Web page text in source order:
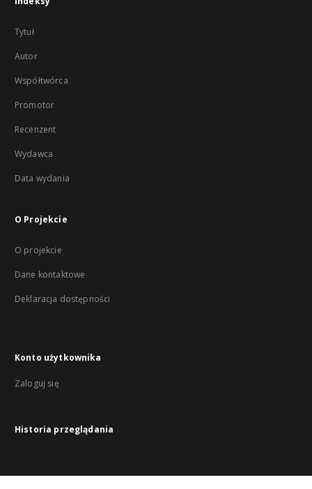
Tytuł
Autor
Współtwórca
Promotor
Recenzent
Wydawca
Data wydania
O Projekcie
O projekcie
Dane kontaktowe
Deklaracja dostępności
Konto użytkownika
Zaloguj się
Historia przeglądania